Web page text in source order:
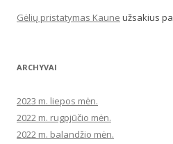
Gėlių pristatymas Kaune užsakius
ARCHYVAI
2023 m. liepos mėn.
2022 m. rugpjūčio mėn.
2022 m. balandžio mėn.